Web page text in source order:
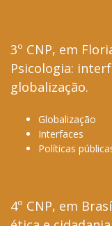
3º CNP, em
Psicologia:
globalização.
Globalização
Interfaces
Políticas
4º CNP, em